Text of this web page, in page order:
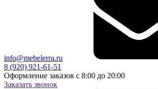
info@mebelerra.ru
8 (920) 921-61-51
Оформление заказов с 8:00 до 20:00
Заказать звонок